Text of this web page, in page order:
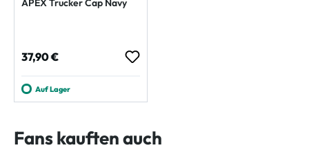
APEX Trucker Cap Navy
Regulärer Preis:
37,90 €
Auf Lager
Fans kauften auch